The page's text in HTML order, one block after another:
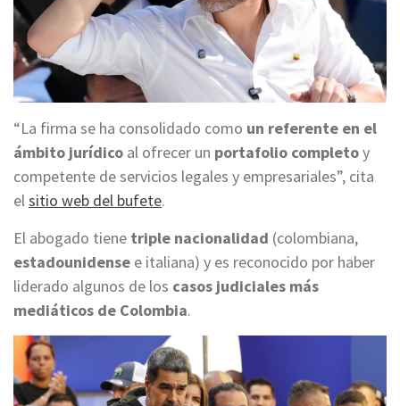
“La firma se ha consolidado como un referente en el
ámbito jurídico al ofrecer un portafolio completoy
competente de servicios legales y empresariales”, cita
elsitio web del bufete.
El abogado tiene triple nacionalidad (colombiana,
estadounidense e italiana) y es reconocido por haber
liderado algunos de los casos judiciales más
mediáticos de Colombia.